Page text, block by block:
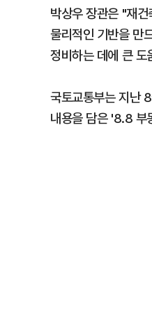
박상우 장관은 "재
물리적인 기반을 만
정비하는 데에 큰
국토교통부는 지난
내용을 담은 '8.8 부